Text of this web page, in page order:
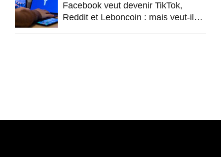
Facebook veut devenir TikTok,
Reddit et Leboncoin : mais veut-il